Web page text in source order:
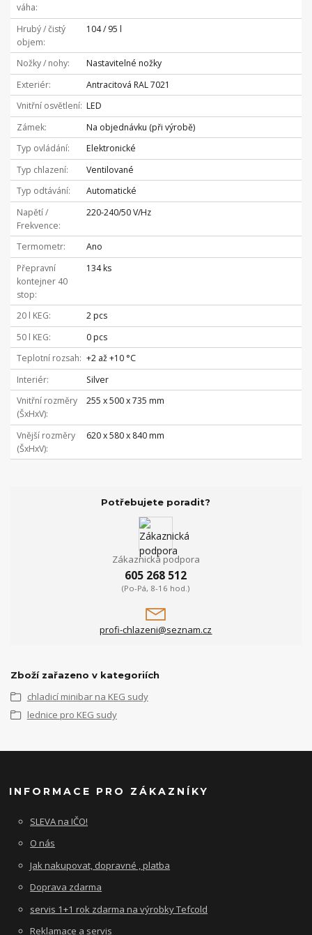
váha
Hrubý / čistý
objem
104 / 95 l
Nožky / nohy
Nastavitelné nožky
Exteriér
Antracitová RAL 7021
Vnitřní osvětlení LED
Zámek
Na objednávku (při výrobě)
Typ ovládání
Elektronické
Typ chlazení
Ventilované
Typ odtávání
Automatické
Napětí /
Frekvence
220-240/50 V/Hz
Termometr
Ano
Přepravní
kontejner 40
stop
134 ks
20 l KEG
2 pcs
50 l KEG
0 pcs
Teplotní rozsah
+2 až +10 °C
Interiér
Silver
Vnitřní rozměry
(ŠxHxV)
255 x 500 x 735 mm
Vnější rozměry
(ŠxHxV)
620 x 580 x 840 mm
Potřebujete poradit?
Zákaznická podpora
605 268 512
(Po-Pá, 8-16 hod.)
profi-chlazeni@seznam.cz
Zboží zařazeno v kategoriích
chladicí minibar na KEG sudy
lednice pro KEG sudy
INFORMACE PRO ZÁKAZNÍKY
SLEVA na IČO!
O nás
Jak nakupovat, dopravné , platba
Doprava zdarma
servis 1+1 rok zdarma na výrobky Tefcold
Reklamace a servis